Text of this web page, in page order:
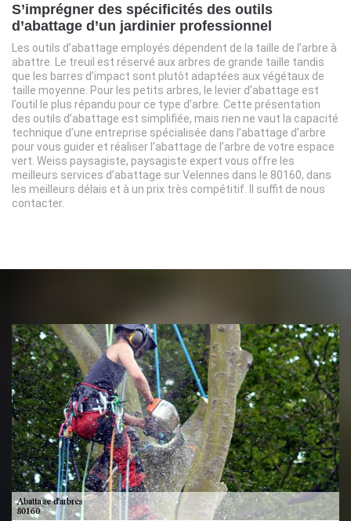
S’imprégner des spécificités des outils
d’abattage d’un jardinier professionnel
Les outils d’abattage employés dépendent de la taille de l’arbre à
abattre. Le treuil est réservé aux arbres de grande taille tandis
que les barres d’impact sont plutôt adaptées aux végétaux de
taille moyenne. Pour les petits arbres, le levier d’abattage est
l’outil le plus répandu pour ce type d’arbre. Cette présentation
des outils d’abattage est simplifiée, mais rien ne vaut la capacité
technique d’une entreprise spécialisée dans l’abattage d’arbre
pour vous guider et réaliser l’abattage de l’arbre de votre espace
vert. Weiss paysagiste, paysagiste expert vous offre les
meilleurs services d’abattage sur Velennes dans le 80160, dans
les meilleurs délais et à un prix très compétitif. Il suffit de nous
contacter.